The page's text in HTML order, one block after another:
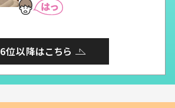
6位以降はこちら